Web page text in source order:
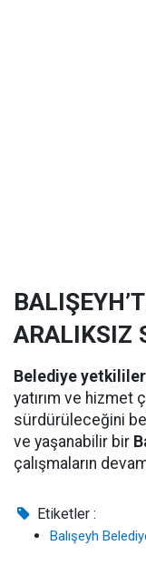
ARALIKSIZ
Belediye
yatırım ve hizmet
sürdürüleceğini
ve yaşanabilir bir
çalışmaların
Etiketler :
Balışeyh